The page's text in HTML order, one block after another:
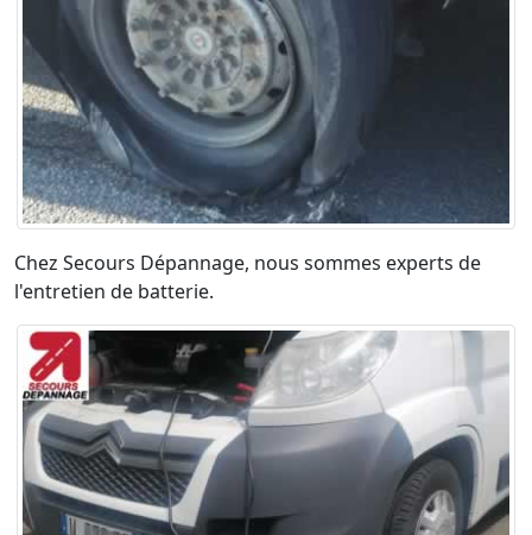
Chez Secours Dépannage, nous sommes experts de
l'entretien de batterie.